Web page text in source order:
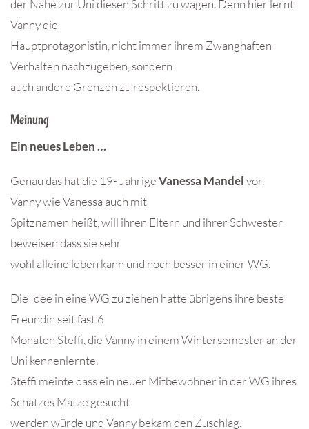
der Nähe zur Uni diesen Schritt zu wagen. Denn hier lernt
Vanny die
Hauptprotagonistin, nicht immer ihrem Zwanghaften
Verhalten nachzugeben, sondern
auch andere Grenzen zu respektieren.
Meinung
Ein neues Leben …
Genau das hat die 19- JährigeVanessa Mandelvor.
Vanny wie Vanessa auch mit
Spitznamen heißt, will ihren Eltern und ihrer Schwester
beweisen dass sie sehr
wohl alleine leben kann und noch besser in einer WG.
Die Idee in eine WG zu ziehen hatte übrigens ihre beste
Freundin seit fast 6
Monaten Steffi, die Vanny in einem Wintersemester an der
Uni kennenlernte.
Steffi meinte dass ein neuer Mitbewohner in der WG ihres
Schatzes Matze gesucht
werden würde und Vanny bekam den Zuschlag.